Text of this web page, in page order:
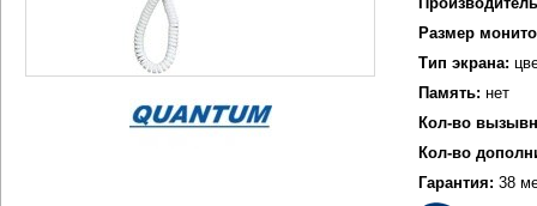
Размер
Тип экрана:
Память: нет
Кол-во
Кол-во
Гарантия: 38